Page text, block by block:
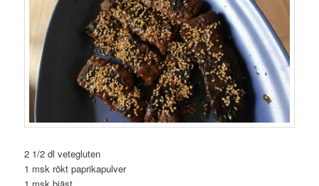
2 1/2 dl vetegluten
1 msk rökt paprikapulver